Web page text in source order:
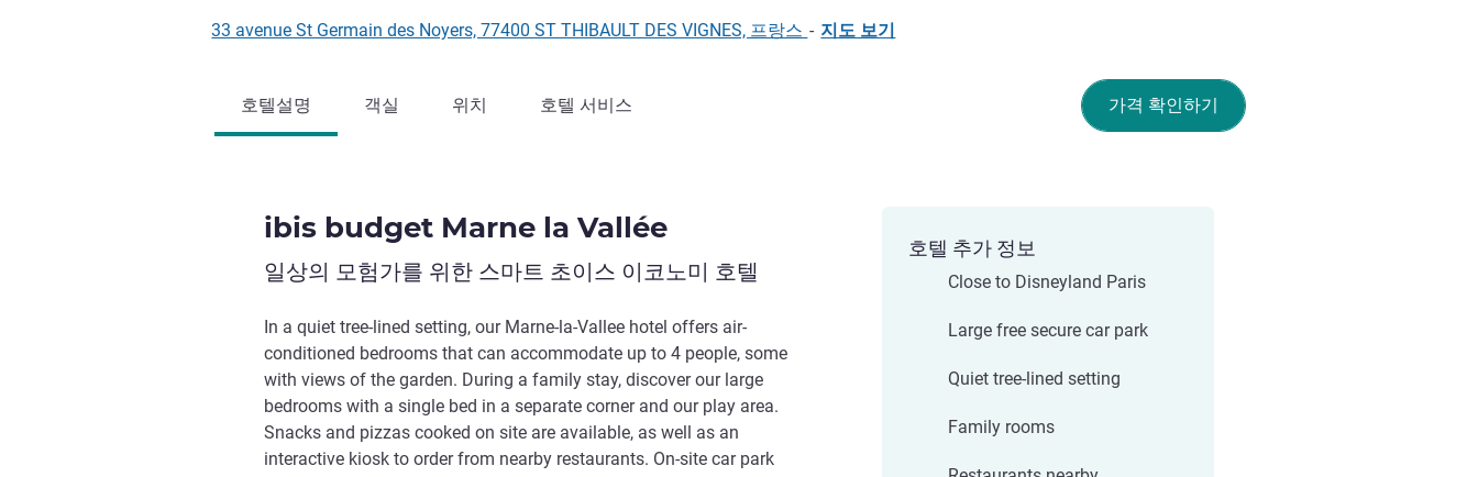
33 avenue St Germain des Noyers, 77400 ST THIBAULT DES VIGNES, 프랑스 - 지도 보기
가격 확인하기
호텔설명 객실 위치 호텔 서비스
ibis budget Marne la Vallée
일상의 모험가를 위한 스마트 초이스 이코노미 호텔
In a quiet tree-lined setting, our Marne-la-Vallee hotel offers air-
conditioned bedrooms that can accommodate up to 4 people, some
with views of the garden. During a family stay, discover our large
bedrooms with a single bed in a separate corner and our play area.
Snacks and pizzas cooked on site are available, as well as an
interactive kiosk to order from nearby restaurants. On-site car park
호텔 추가 정보
Close to Disneyland Paris
Large free secure car park
Quiet tree-lined setting
Family rooms